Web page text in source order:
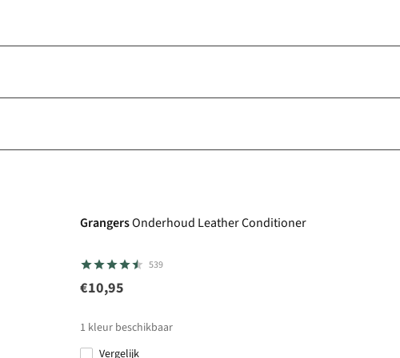
GrangersOnderhoud Leather Conditioner
539
€10,95
1 kleur beschikbaar
Vergelijk